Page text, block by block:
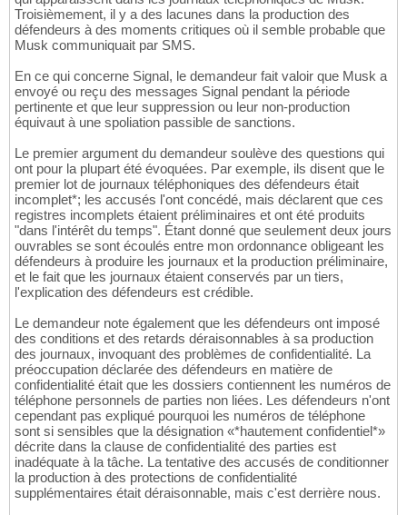
Troisièmement, il y a des lacunes dans la production des
défendeurs à des moments critiques où il semble probable que
Musk communiquait par SMS.
En ce qui concerne Signal, le demandeur fait valoir que Musk a
envoyé ou reçu des messages Signal pendant la période
pertinente et que leur suppression ou leur non-production
équivaut à une spoliation passible de sanctions.
Le premier argument du demandeur soulève des questions qui
ont pour la plupart été évoquées. Par exemple, ils disent que le
premier lot de journaux téléphoniques des défendeurs était
incomplet*; les accusés l'ont concédé, mais déclarent que ces
registres incomplets étaient préliminaires et ont été produits
"dans l'intérêt du temps". Étant donné que seulement deux jours
ouvrables se sont écoulés entre mon ordonnance obligeant les
défendeurs à produire les journaux et la production préliminaire,
et le fait que les journaux étaient conservés par un tiers,
l'explication des défendeurs est crédible.
Le demandeur note également que les défendeurs ont imposé
des conditions et des retards déraisonnables à sa production
des journaux, invoquant des problèmes de confidentialité. La
préoccupation déclarée des défendeurs en matière de
confidentialité était que les dossiers contiennent les numéros de
téléphone personnels de parties non liées. Les défendeurs n'ont
cependant pas expliqué pourquoi les numéros de téléphone
sont si sensibles que la désignation «*hautement confidentiel*»
décrite dans la clause de confidentialité des parties est
inadéquate à la tâche. La tentative des accusés de conditionner
la production à des protections de confidentialité
supplémentaires était déraisonnable, mais c'est derrière nous.